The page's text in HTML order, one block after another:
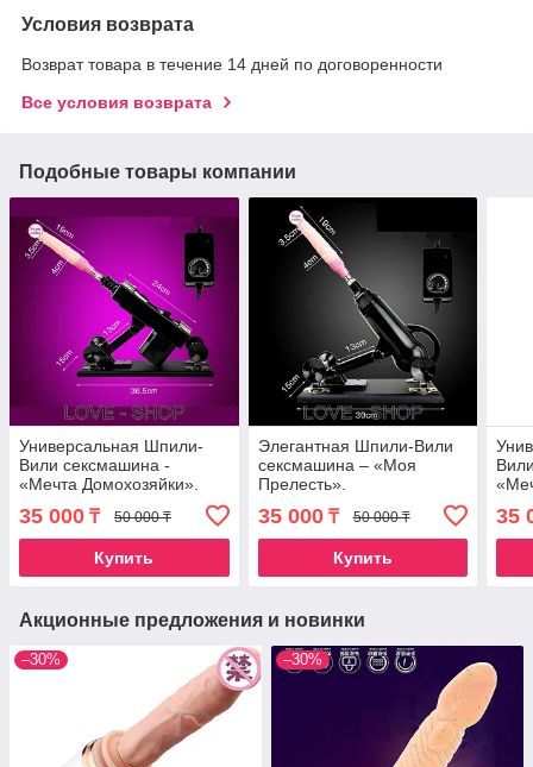
Условия возврата
Возврат товара в течение 14 дней по договоренности
Все условия возврата
Подобные товары компании
Универсальная Шпили-
Вили сексмашина -
«Мечта Домохозяйки».
35 000 ₸ 50 000 ₸
Купить
Элегантная Шпили-Вили
сексмашина – «Моя
Прелесть».
35 000₸ 50 000 ₸
Купить
35
Акционные предложения и новинки
–30% –30%